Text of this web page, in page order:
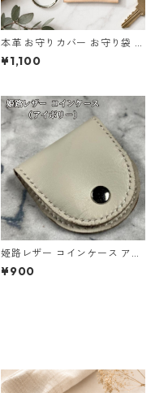
本革 お守りカバー お守り袋 日
本製 生成り ナチュラル サイズ
M l105 レザー お守りケース
¥1,100
姫路レザー コインケース アイ
ボリー 本革 小銭入れ l111 ハン
ドメイド
¥900